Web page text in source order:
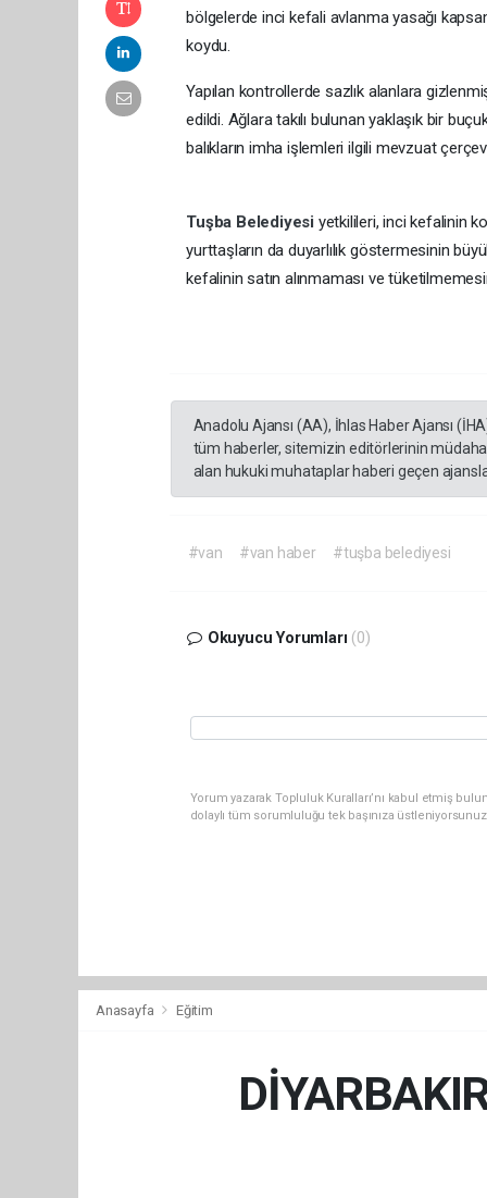
bölgelerde inci kefali avlanma yasağı
koydu.
Yapılan kontrollerde sazlık alanlara
edildi. Ağlara takılı bulunan yaklaşık bir
balıkların imha işlemleri ilgili mevzuat
Tuşba Belediyesi yetkilileri, inci kefalinin
yurttaşların da duyarlılık göstermesinin
kefalinin satın alınmaması ve
Anadolu Ajansı (AA), İhlas Haber Ajansı
tüm haberler, sitemizin editörlerinin
alan hukuki muhataplar haberi geçen
#van #van haber #tuşba belediyesi
Okuyucu Yorumları (0)
Yorum yazarak Topluluk Kuralları’nı kabul etmiş
dolaylı tüm sorumluluğu tek başınıza
Anasayfa Eğitim